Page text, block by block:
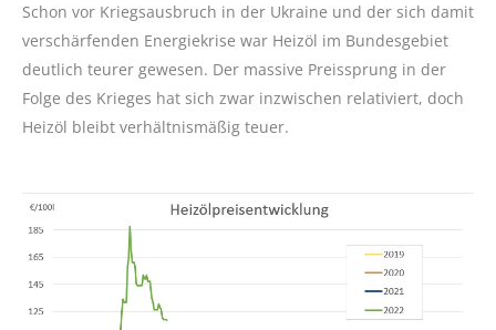
Schon vor Kriegsausbruch in der Ukraine und der sich damit
verschärfenden Energiekrise war Heizöl im Bundesgebiet
deutlich teurer gewesen. Der massive Preissprung in der
Folge des Krieges hat sich zwar inzwischen relativiert, doch
Heizöl bleibt verhältnismäßig teuer.